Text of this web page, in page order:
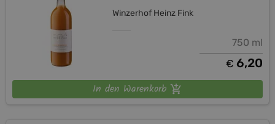
Winzerhof Heinz Fink
750 ml
€ 6,20
In den Warenkorb